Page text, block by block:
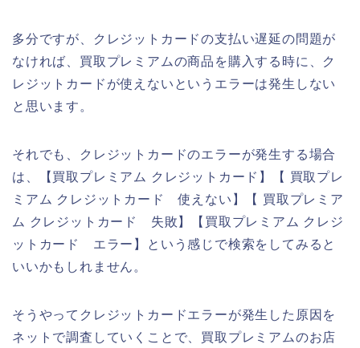
多分ですが、クレジットカードの支払い遅延の問題が
なければ、買取プレミアムの商品を購入する時に、ク
レジットカードが使えないというエラーは発生しない
と思います。
それでも、クレジットカードのエラーが発生する場合
は、【買取プレミアム クレジットカード】【 買取プレ
ミアム クレジットカード 使えない】【 買取プレミア
ム クレジットカード 失敗】【買取プレミアム クレジ
ットカード エラー】という感じで検索をしてみると
いいかもしれません。
そうやってクレジットカードエラーが発生した原因を
ネットで調査していくことで、買取プレミアムのお店